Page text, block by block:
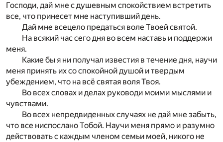
Господи, дай мне с душевным спокойствием встретить
все, что принесет мне наступивший день.
Дай мне всецело предаться воле Твоей святой.
На всякий час сего дня во всем наставь и поддержи
меня.
Какие бы я ни получал известия в течение дня, научи
меня принять их со спокойной душой и твердым
убеждением, что на всё святая воля Твоя.
Во всех словах и делах руководи моими мыслями и
чувствами.
Во всех непредвиденных случаях не дай мне забыть,
что все ниспослано Тобой. Научи меня прямо и разумно
действовать с каждым членом семьи моей, никого не